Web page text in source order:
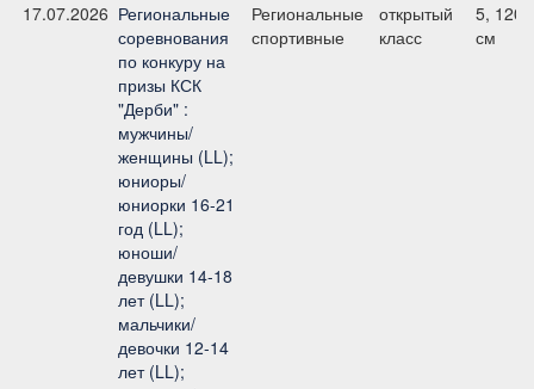
17.07.2026 Региональные
соревнования
по конкуру на
призы КСК
"Дерби" :
мужчины/
женщины (LL);
юниоры/
юниорки 16-21
год (LL);
юноши/
девушки 14-18
лет (LL);
мальчики/
девочки 12-14
лет (LL);
Региональные
спортивные
открытый
класс
5, 120
см